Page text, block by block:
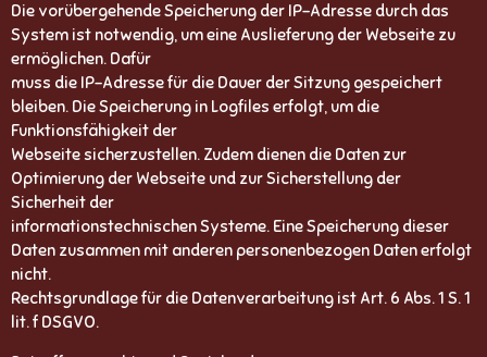
Die vorübergehende Speicherung der IP-Adresse durch das
System ist notwendig, um eine Auslieferung der Webseite zu
ermöglichen. Dafür
muss die IP-Adresse für die Dauer der Sitzung gespeichert
bleiben. Die Speicherung in Logfiles erfolgt, um die
Funktionsfähigkeit der
Webseite sicherzustellen. Zudem dienen die Daten zur
Optimierung der Webseite und zur Sicherstellung der
Sicherheit der
informationstechnischen Systeme. Eine Speicherung dieser
Daten zusammen mit anderen personenbezogen Daten erfolgt
nicht.
Rechtsgrundlage für die Datenverarbeitung ist Art. 6 Abs. 1 S. 1
lit. f DSGVO.